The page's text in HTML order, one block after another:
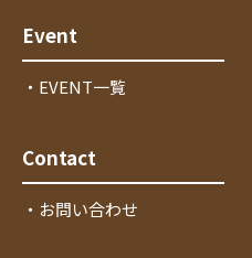
Event
・EVENT一覧
Contact
・お問い合わせ